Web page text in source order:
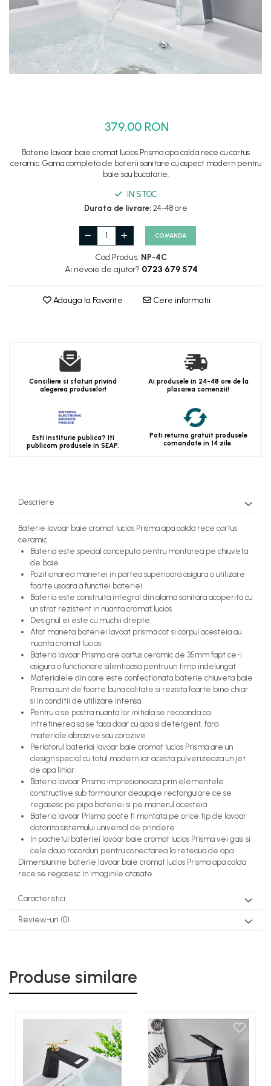
Set dus complet echipat
Baterie salon
Baterii bideu
379,00 RON
Baterie lavoar baie cromat lucios Prisma apa calda rece cu cartus
ceramic. Gama completa de baterii sanitare cu aspect modern pentru
baie sau bucatarie.
IN STOC
Durata de livrare:24-48 ore
COMANDA
Cod Produs: NP-4C
Ai nevoie de ajutor? 0723 679 574
Adauga la Favorite Cere informatii
Consiliere si sfaturi privind
alegerea produselor!
Ai produsele in 24-48 ore de la
plasarea comenzii!
Esti institurie publica? Iti
publicam produsele in SEAP.
Poti returna gratuit produsele
comandate in 14 zile.
Descriere
Baterie lavoar baie cromat lucios Prisma apa calda rece cartus
ceramic
Bateria este special conceputa pentru montarea pe chiuveta
de baie
Pozitionarea manetei in partea superioara asigura o utilizare
foarte usoara a functiei bateriei
Bateria este construita integral din alama sanitara acoperita cu
un strat rezistent in nuanta cromat lucios
Designul ei este cu muchii drepte
Atat maneta bateriei lavoat prisma cat si corpul acesteia au
nuanta cromat lucios
Bateria lavoar Prisma are cartus ceramic de 35mm fapt ce-i
asigura o functionare silentioasa pentru un timp indelungat
Materialele din care este confectionata baterie chiuveta baie
Prisma sunt de foarte buna calitate si rezista foarte bine chiar
si in conditii de utilizare intensa
Pentru a se pastra nuanta lor initiala se recoanda ca
intretinerea sa se faca doar cu apa si detergent, fara
materiale abrazive sau corozive
Perlatorul bateriai lavoar baie cromat lucios Prisma are un
design special cu totul modern iar acesta pulverizeaza un jet
de apa liniar
Bateria lavoar Prisma impresioneaza prin elementele
constructive sub forma unor decupaje rectangulare ce se
regasesc pe pipa bateriei si pe manerul acesteia
Bateria lavoar Prisma poate fi montata pe orice tip de lavoar
datorita sistemului universal de prindere
In pachetul bateriei lavoar baie cromat lucios Prisma vei gasi si
cele doua racorduri pentru conectarea la reteaua de apa
Dimensiunine baterie lavoar baie cromat lucios Prisma apa calda
rece se regasesc in imaginile atasate
Caracteristici
Review-uri (0)
Produse similare